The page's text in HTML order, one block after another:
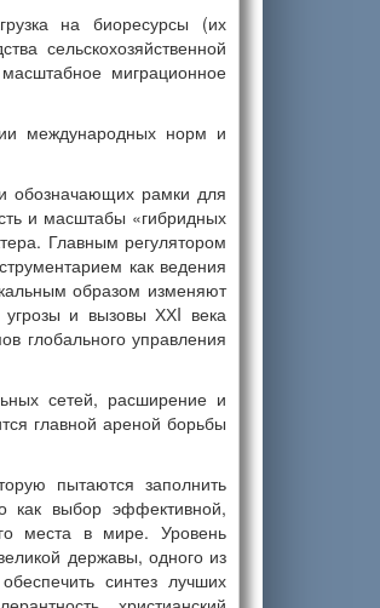
на биоресурсы (их
сельскохозяйственной
миграционное
международных норм и
обозначающих рамки для
и масштабы «гибридных
Главным регулятором
как ведения
образом изменяют
угрозы и вызовы ХХI века
глобального управления
сетей, расширение и
главной ареной борьбы
пытаются заполнить
как выбор эффективной,
места в мире. Уровень
державы, одного из
синтез лучших